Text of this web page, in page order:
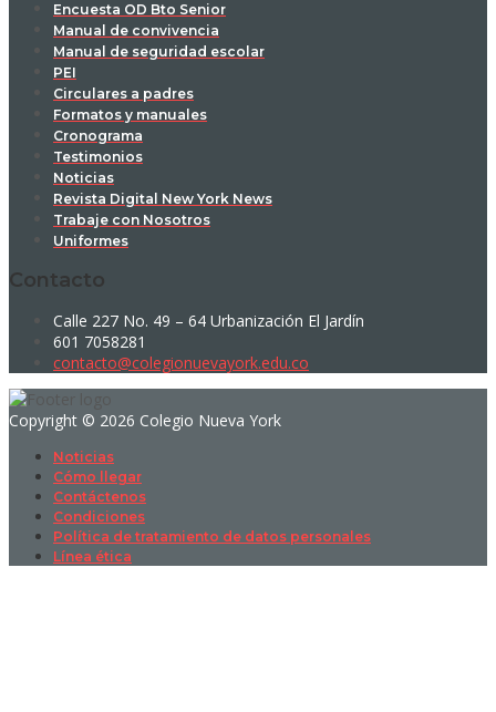
Encuesta OD Bto Senior
Manual de convivencia
Manual de seguridad escolar
PEI
Circulares a padres
Formatos y manuales
Cronograma
Testimonios
Noticias
Revista Digital New York News
Trabaje con Nosotros
Uniformes
Contacto
Calle 227 No. 49 – 64 Urbanización El Jardín
601 7058281
contacto@colegionuevayork.edu.co
Copyright © 2026 Colegio Nueva York
Noticias
Cómo llegar
Contáctenos
Condiciones
Política de tratamiento de datos personales
Línea ética